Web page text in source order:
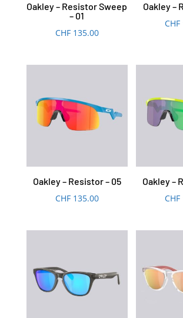
Oakley – Resistor Sweep
– 01
CHF135.00
Oakley –
CHF
Oakley – Resistor – 05
CHF135.00
Oakley –
CHF